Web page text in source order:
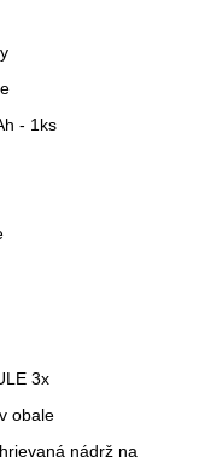
- 1ks
3x
obale
nádrž na